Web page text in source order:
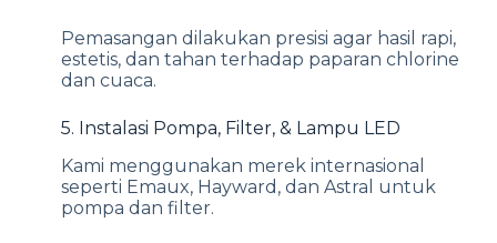
Pemasangan dilakukan presisi agar hasil rapi,
estetis, dan tahan terhadap paparan chlorine
dan cuaca.
5. Instalasi Pompa, Filter, & Lampu LED
Kami menggunakan merek internasional
seperti Emaux, Hayward, dan Astral untuk
pompa dan filter.